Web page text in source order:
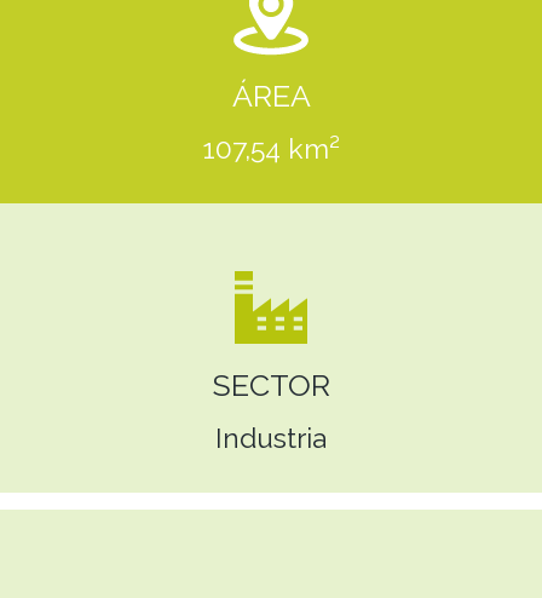
ÁREA
107,54 km²
SECTOR
Industria